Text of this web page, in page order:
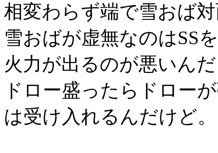
相変わらず端で雪おば
雪おばが虚無なのはSS
火力が出るのが悪いん
ドロー盛ったらドロー
は受け入れるんだけど。